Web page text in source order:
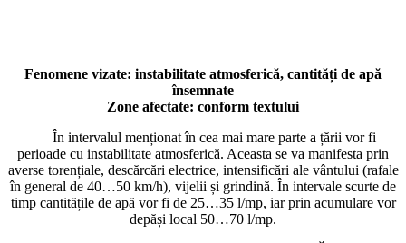
Fenomene vizate: instabilitate atmosferică, cantități de apă
însemnate
Zone afectate: conform textului
În intervalul menționat în cea mai mare parte a țării vor fi
perioade cu instabilitate atmosferică. Aceasta se va manifesta prin
averse torențiale, descărcări electrice, intensificări ale vântului (rafale
în general de 40…50 km/h), vijelii și grindină. În intervale scurte de
timp cantitățile de apă vor fi de 25…35 l/mp, iar prin acumulare vor
depăși local 50…70 l/mp.